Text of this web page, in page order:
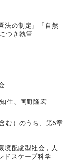
法の制定」「自然
つき執筆
生、岡野隆宏
む）のうち、第6章
境配慮型社会，人
ドスケープ科学